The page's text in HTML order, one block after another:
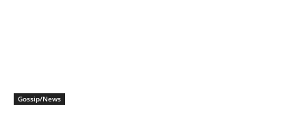
Gossip/News